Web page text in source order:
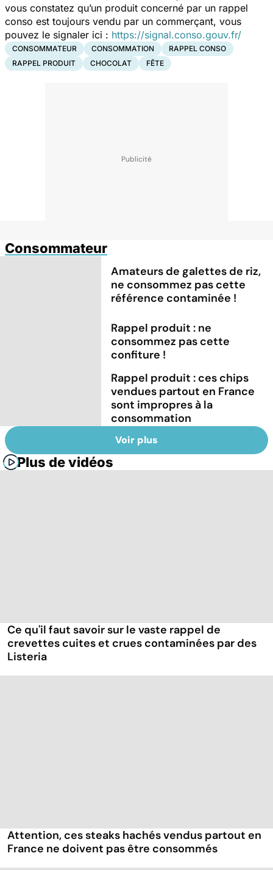
vous constatez qu’un produit concerné par un rappel
conso est toujours vendu par un commerçant, vous
pouvez le signaler ici : https://signal.conso.gouv.fr/
CONSOMMATEUR CONSOMMATION
RAPPEL CONSO
RAPPEL PRODUIT
CHOCOLAT FÊTE
Consommateur
Amateurs de galettes de riz,
ne consommez pas cette
référence contaminée !
Rappel produit : ne
consommez pas cette
confiture !
Rappel produit : ces chips
vendues partout en France
sont impropres à la
consommation
Voir plus
Plus de vidéos
Ce qu'il faut savoir sur le vaste rappel de
crevettes cuites et crues contaminées par des
Listeria
Attention, ces steaks hachés vendus partout en
France ne doivent pas être consommés